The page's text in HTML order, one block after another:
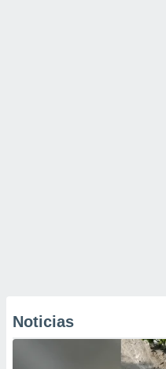
Noticias